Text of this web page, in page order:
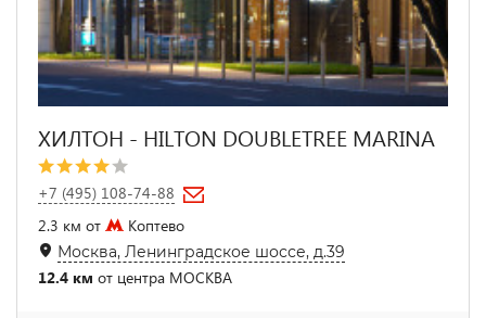
ХИЛТОН - HILTON DOUBLETREE MARINA
+7 (495) 108-74-88
2.3 км от
Коптево
Москва, Ленинградское шоссе, д.39
12.4 км от центра МОСКВА